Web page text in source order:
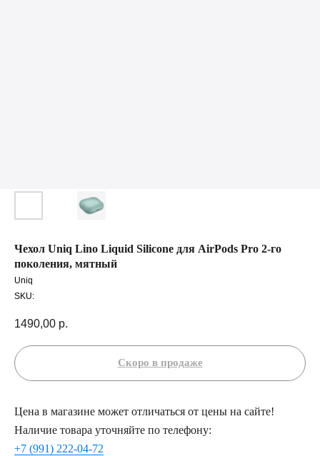
Чехол Uniq Lino Liquid Silicone для AirPods Pro 2-го
поколения, мятный
Uniq
SKU:
1490,00 р.
Цена в магазине может отличаться от цены на сайте!
Наличие товара уточняйте по телефону:
+7 (991) 222-04-72